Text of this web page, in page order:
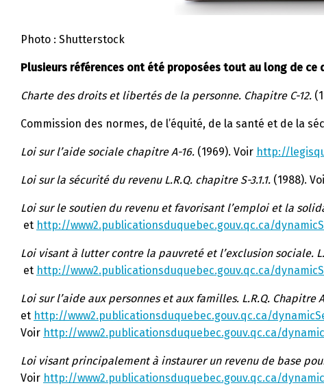
Photo : Shutterstock
Plusieurs références ont été proposées tout au long de ce
Charte des droits et libertés de la personne. Chapitre C-12.
Commission des normes, de l’équité, de la santé et de la
Loi sur l’aide sociale chapitre A-16. (1969). Voir http://
Loi sur la sécurité du revenu L.R.Q. chapitre S-3.1.1. (1988).
Loi sur le soutien du revenu et favorisant l’emploi et la
et http://www2.publicationsduquebec.gouv.qc.ca/
Loi visant à lutter contre la pauvreté et l’exclusion sociale.
et http://www2.publicationsduquebec.gouv.qc.ca/
Loi sur l’aide aux personnes et aux familles. L.R.Q. Chapitre A-
et http://www2.publicationsduquebec.gouv.qc.ca/
Voir http://www2.publicationsduquebec.gouv.qc.ca/
Loi visant principalement à instaurer un revenu de base
Voir http://www2.publicationsduquebec.gouv.qc.ca/